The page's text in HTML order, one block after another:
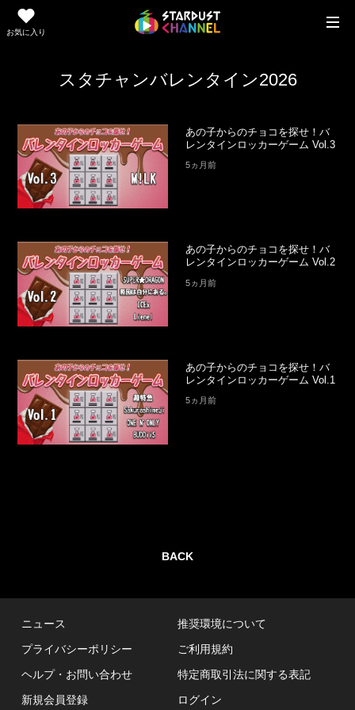
お気に入り
スタチャンバレンタイン2026
あの子からのチョコを探せ！バ
レンタインロッカーゲーム Vol.3
5ヵ月前
あの子からのチョコを探せ！バ
レンタインロッカーゲーム Vol.2
5ヵ月前
あの子からのチョコを探せ！バ
レンタインロッカーゲーム Vol.1
5ヵ月前
BACK
ニュース
推奨環境について
プライバシーポリシー
ご利用規約
ヘルプ・お問い合わせ
特定商取引法に関する表記
新規会員登録
ログイン